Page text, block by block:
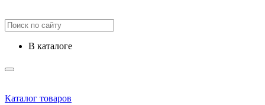
в каталоге
Каталог товаров